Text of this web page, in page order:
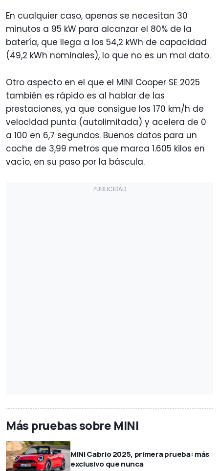
En cualquier caso, apenas se necesitan 30
minutos a 95 kW para alcanzar el 80% de la
batería, que llega a los 54,2 kWh de capacidad
(49,2 kWh nominales), lo que no es un mal dato.
Otro aspecto en el que el MINI Cooper SE 2025
también es rápido es al hablar de las
prestaciones, ya que consigue los 170 km/h de
velocidad punta (autolimitada) y acelera de 0
a 100 en 6,7 segundos. Buenos datos para un
coche de 3,99 metros que marca 1.605 kilos en
vacío, en su paso por la báscula.
Más pruebas sobre MINI
MINI Cabrio 2025, primera prueba: más
exclusivo que nunca